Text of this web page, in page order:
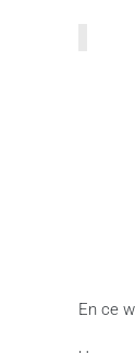
En ce